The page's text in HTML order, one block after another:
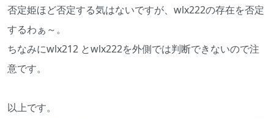
否定姫ほど否定する気はないですが、 wlx222の存在を否定
するわぁ～。
ちなみにwlx212 とwlx222を外側では判断できないので注
意です。
以上です。